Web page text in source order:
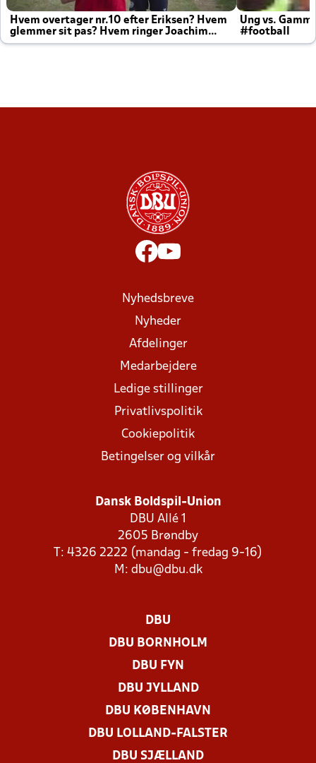
Hvem overtager nr.10 efter Eriksen? Hvem
glemmer sit pas? Hvem ringer Joachim
altid til efter kampe?
Ung vs.
#football
Nyhedsbreve
Nyheder
Afdelinger
Medarbejdere
Ledige stillinger
Privatlivspolitik
Cookiepolitik
Betingelser og vilkår
Dansk Boldspil-Union
DBU Allé 1
2605 Brøndby
T: 4326 2222 (mandag - fredag 9-16)
M: dbu@dbu.dk
DBU
DBU BORNHOLM
DBU FYN
DBU JYLLAND
DBU KØBENHAVN
DBU LOLLAND-FALSTER
DBU SJÆLLAND